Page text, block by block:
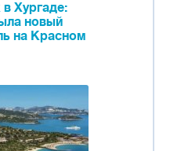
Хургаде:
новый
на Красном